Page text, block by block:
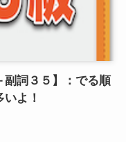
副詞３５】：でる順
よ！